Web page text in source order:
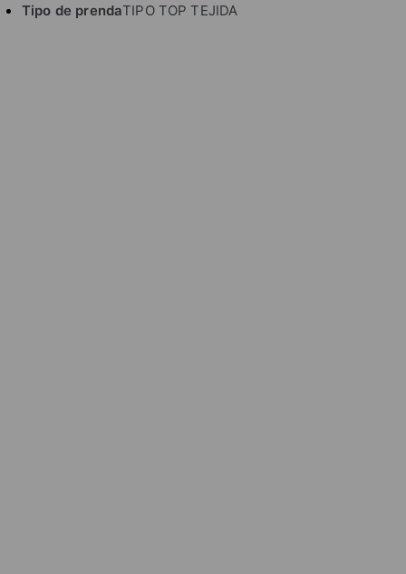
Tipo de prendaTIPO TOP TEJIDA